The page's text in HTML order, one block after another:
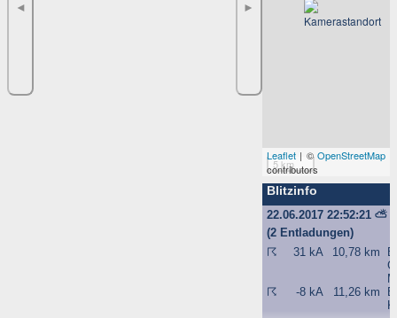
◄ ►
5 km
Leaflet | ©OpenStreetMap
contributors
Blitzinfo
22.06.2017 22:52:21⛅
(2 Entladungen)
☈
31 kA 10,78 km
☈
-8 kA 11,26 km